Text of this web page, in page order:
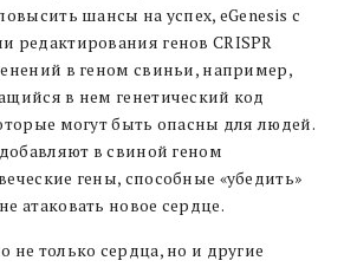
шансы на успех, eGenesis с
редактирования генов CRISPR
в геном свиньи, например,
в нем генетический код
могут быть опасны для людей.
в свиной геном
гены, способные «убедить»
атаковать новое сердце.
не только сердца, но и другие